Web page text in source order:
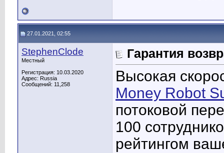
27.01.2021, 02:55
StephenClode
Местный
Регистрация: 10.03.2020
Адрес: Russia
Сообщений: 11,258
Гарантия
Высокая
Money Robot
потоковой
100
рейтингом